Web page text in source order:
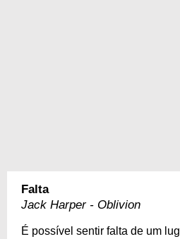
Falta
Jack Harper - Oblivion
É possível sentir falta de um